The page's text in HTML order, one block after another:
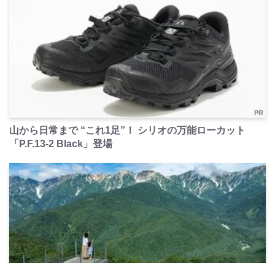
PR
山から日常まで “これ1足”！ シリオの万能ローカット
「P.F.13-2 Black」登場